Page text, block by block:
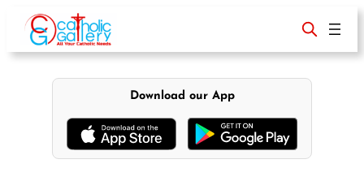
content
Download our App